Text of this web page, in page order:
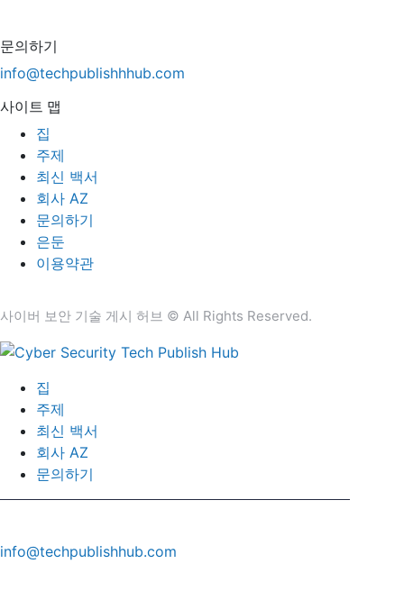
문의하기
info@techpublishhhub.com
사이트 맵
집
주제
최신 백서
회사 AZ
문의하기
은둔
이용약관
사이버 보안 기술 게시 허브 © All Rights Reserved.
집
주제
최신 백서
회사 AZ
문의하기
info@techpublishhub.com